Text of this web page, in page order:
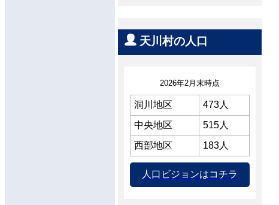
天川村の人口
2026年2月末時点
洞川地区
473人
中央地区
515人
西部地区
183人
人口ビジョンはコチラ